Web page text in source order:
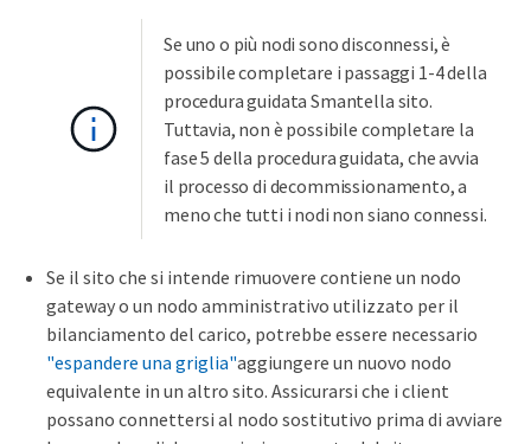
Se uno o più nodi sono disconnessi, è
possibile completare i passaggi 1-4 della
procedura guidata Smantella sito.
Tuttavia, non è possibile completare la
fase 5 della procedura guidata, che avvia
il processo di decommissionamento, a
meno che tutti i nodi non siano connessi.
Se il sito che si intende rimuovere contiene un nodo
gateway o un nodo amministrativo utilizzato per il
bilanciamento del carico, potrebbe essere necessario
"espandere una griglia"aggiungere un nuovo nodo
equivalente in un altro sito. Assicurarsi che i client
possano connettersi al nodo sostitutivo prima di avviare